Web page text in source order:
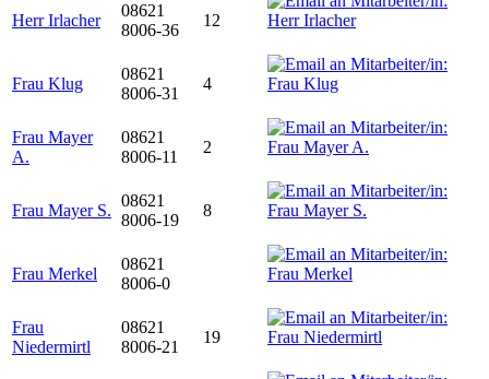
Herr Irlacher
08621
8006-36
12
Frau Klug
08621
8006-31
4
Frau Mayer
A.
08621
8006-11
2
Frau Mayer S.
08621
8006-19
8
Frau Merkel
08621
8006-0
Frau
Niedermirtl
08621
8006-21
19